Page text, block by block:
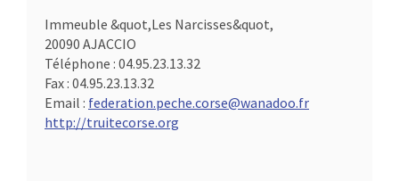
Immeuble &quot,Les Narcisses&quot,
20090 AJACCIO
Téléphone : 04.95.23.13.32
Fax : 04.95.23.13.32
Email : federation.peche.corse@wanadoo.fr
http://truitecorse.org